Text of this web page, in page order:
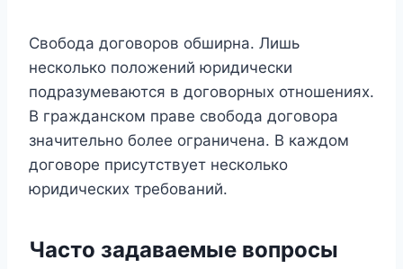
Свобода договоров обширна. Лишь
несколько положений юридически
подразумеваются в договорных отношениях.
В гражданском праве свобода договора
значительно более ограничена. В каждом
договоре присутствует несколько
юридических требований.
Часто задаваемые вопросы